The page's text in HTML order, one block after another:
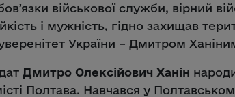
військової служби, вірний
і мужність, гідно захищав
України – Дмитром
Дмитро Олексійович Ханін
Полтава. Навчався у